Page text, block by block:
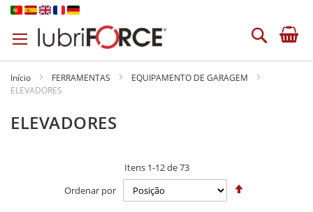
Ir
o
Conteúdo
Pesquisa
Início FERRAMENTAS
EQUIPAMENTO DE GARAGEM
ELEVADORES
ELEVADORES
Itens 1-12de73
Ordenar por